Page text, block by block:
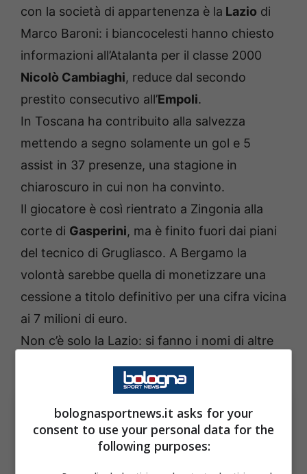
con la società di appartenenza è la Lazio di
Marco Baroni: i biancocelesti hanno chiesto
informazioni all’Atalanta per il classe 2000
Nicolò Cambiaghi, reduce dal secondo
prestito consecutivo all’Empoli.
In Toscana ha contribuito alla salvezza
mettendo a segno solamente un gol e 5
assist in 37 presenze, una stagione in
chiaroscuro in cui non ha convinto.
Il giocatore è così rientrato a Zingonia alla
corte di Gasperini, ma è finito fuori dai piani
del tecnico di Grugliasco. A Bergamo la
volontà sarebbe quella di monetizzare una
cessione a titolo definitivo per una cifra vicina
ai 7 milioni di euro.
Non c’è solo la Lazio: si fanno i nomi di altre
bolognasportnews.it asks for your
consent to use your personal data for the
following purposes: